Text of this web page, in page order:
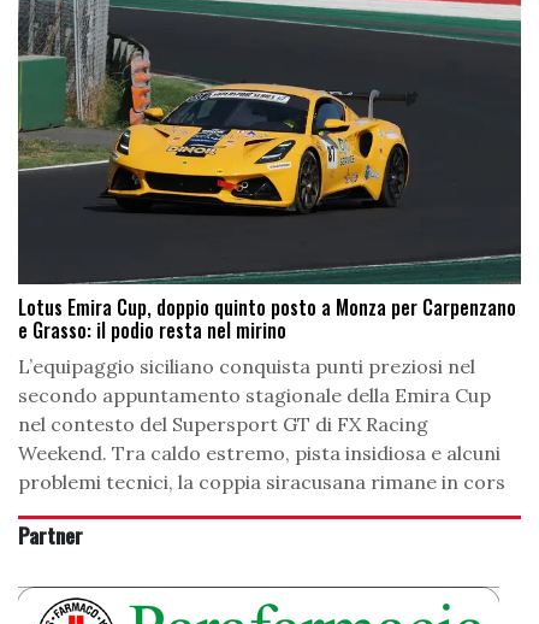
Lotus Emira Cup, doppio quinto posto a Monza per Carpenzano
e Grasso: il podio resta nel mirino
L’equipaggio siciliano conquista punti preziosi nel
secondo appuntamento stagionale della Emira Cup
nel contesto del Supersport GT di FX Racing
Weekend. Tra caldo estremo, pista insidiosa e alcuni
problemi tecnici, la coppia siracusana rimane in cors
Partner